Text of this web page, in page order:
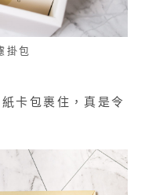
掛包
卡包裹住，真是令